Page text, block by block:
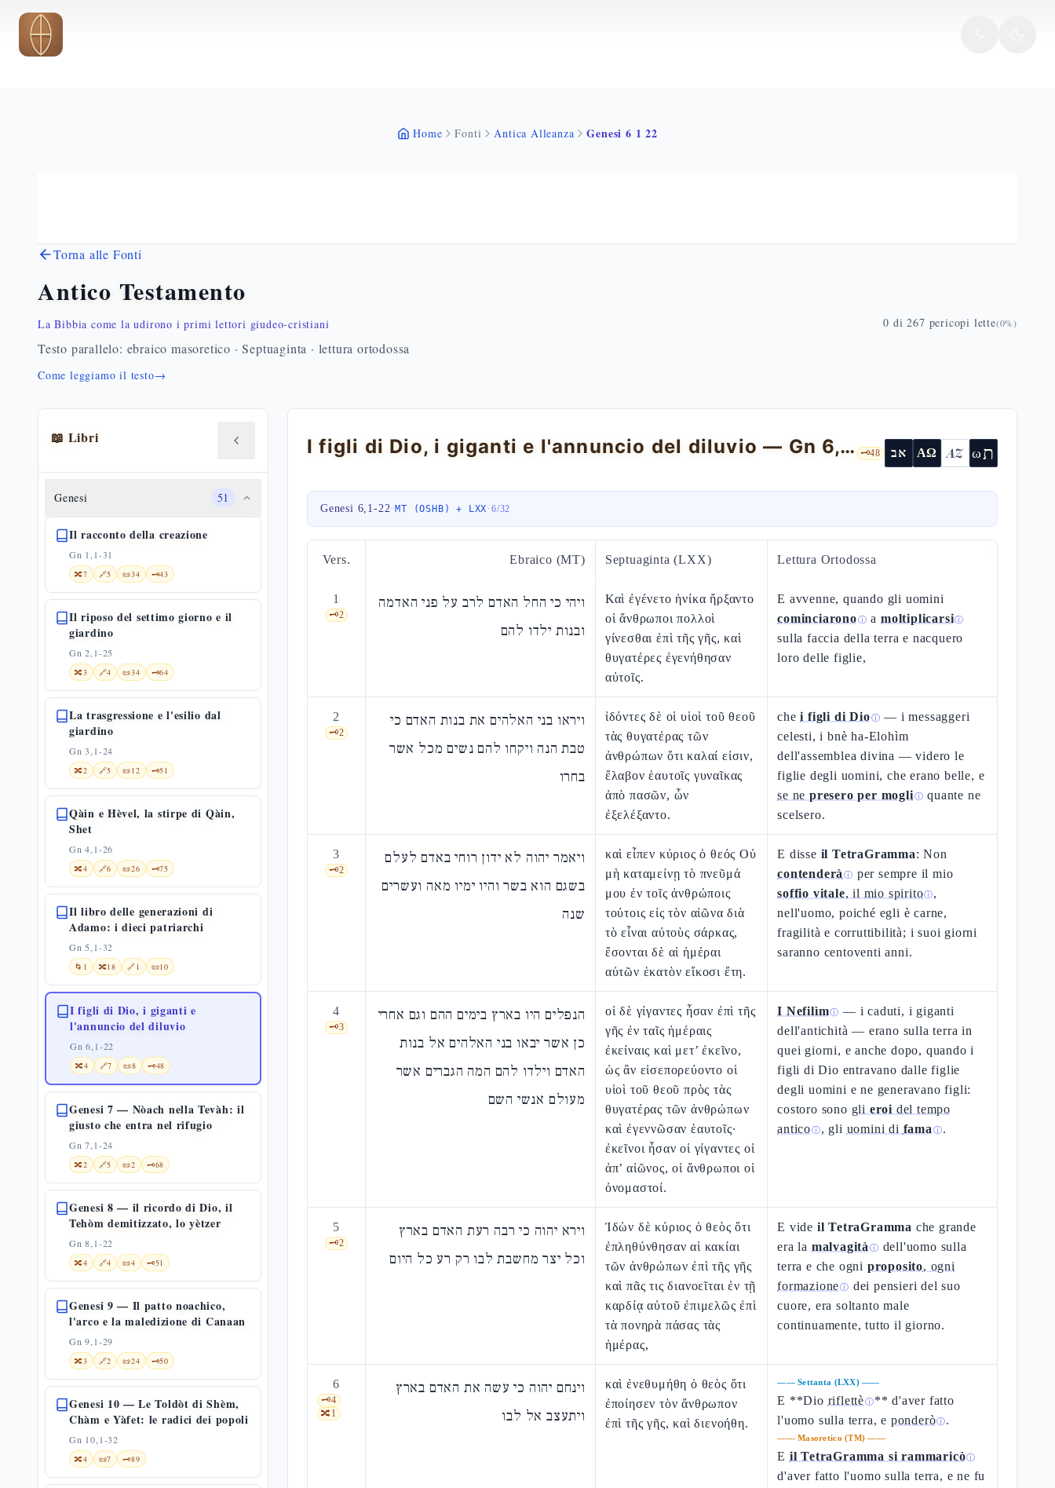
Vai al contenuto principale
Home Fonti Antica Alleanza Genesi 6 1 22
Torna alle Fonti
Antico Testamento
La Bibbia come la udirono i primi lettori giudeo-cristiani
Testo parallelo: ebraico masoretico · Septuaginta · lettura ortodossa
Come leggiamo il testo→
0 di 267 pericopi lette(0%)
📖 Libri
Genesi 51
Il racconto della creazione
Gn 1,1-31
🔀7 🔗5 📜34 🗝️43
Il riposo del settimo giorno e il
giardino
Gn 2,1-25
🔀3 🔗4 📜34 🗝️64
La trasgressione e l'esilio dal
giardino
Gn 3,1-24
🔀2 🔗5 📜12 🗝️51
Qàin e Hèvel, la stirpe di Qàin,
Shet
Gn 4,1-26
🔀4 🔗6 📜26 🗝️75
Il libro delle generazioni di
Adamo: i dieci patriarchi
Gn 5,1-32
🌀 1 🔀18 🔗1 📜10
I figli di Dio, i giganti e
l'annuncio del diluvio
Gn 6,1-22
🔀4 🔗7 📜8 🗝️48
Genesi 7 — Nòach nella Tevàh: il
giusto che entra nel rifugio
Gn 7,1-24
🔀2 🔗5 📜2 🗝️68
Genesi 8 — il ricordo di Dio, il
Tehòm demitizzato, lo yètzer
Gn 8,1-22
🔀4 🔗4 📜4 🗝️51
Genesi 9 — Il patto noachico,
l'arco e la maledizione di Canaan
Gn 9,1-29
🔀3 🔗2 📜24 🗝️50
Genesi 10 — Le Toldòt di Shèm,
Chàm e Yàfet: le radici dei popoli
Gn 10,1-32
🔀4 📜7 🗝️89
I figli di Dio, i giganti e l'annuncio del diluvio — Gn 6,1-22 🗝️48 אב ΑΩ AZ ωת
Genesi 6,1-22·MT (OSHB) + LXX·6/32
Vers. Ebraico (MT) Septuaginta (LXX) Lettura Ortodossa
1
🗝️2
ויהי כי החל האדם לרב על פני האדמה
ובנות ילדו להם
Καὶ ἐγένετο ἡνίκα ἤρξαντο
οἱ ἄνθρωποι πολλοὶ
γίνεσθαι ἐπὶ τῆς γῆς, καὶ
θυγατέρες ἐγενήθησαν
αὐτοῖς.
E avvenne, quando gli uomini
cominciaronoⓘ amoltiplicarsiⓘ
sulla faccia della terra e nacquero
loro delle figlie,
2
🗝️2
ויראו בני האלהים את בנות האדם כי
טבת הנה ויקחו להם נשים מכל אשר
בחרו
ἰδόντες δὲ οἱ υἱοὶ τοῦ θεοῦ
τὰς θυγατέρας τῶν
ἀνθρώπων ὅτι καλαί εἰσιν,
ἔλαβον ἑαυτοῖς γυναῖκας
ἀπὸ πασῶν, ὧν
ἐξελέξαντο.
chei figli di Dioⓘ — i messaggeri
celesti, i bnè ha-Elohìm
dell'assemblea divina — videro le
figlie degli uomini, che erano belle, e
se nepresero per mogliⓘ quante ne
scelsero.
3
🗝️2
ויאמר יהוה לא ידון רוחי באדם לעלם
בשגם הוא בשר והיו ימיו מאה ועשרים
שנה
καὶ εἶπεν κύριος ὁ θεός Οὐ
μὴ καταμείνῃ τὸ πνεῦμά
μου ἐν τοῖς ἀνθρώποις
τούτοις εἰς τὸν αἰῶνα διὰ
τὸ εἶναι αὐτοὺς σάρκας,
ἔσονται δὲ αἱ ἡμέραι
αὐτῶν ἑκατὸν εἴκοσι ἔτη.
E disse il TetraGramma: Non
contenderà ⓘ per sempre il mio
soffio vitale, il mio spiritoⓘ,
nell'uomo, poiché egli è carne,
fragilità e corruttibilità; i suoi giorni
saranno centoventi anni.
4
🗝️3
הנפלים היו בארץ בימים ההם וגם אחרי
כן אשר יבאו בני האלהים אל בנות
האדם וילדו להם המה הגברים אשר
מעולם אנשי השם
οἱ δὲ γίγαντες ἦσαν ἐπὶ τῆς
γῆς ἐν ταῖς ἡμέραις
ἐκείναις καὶ μετ’ ἐκεῖνο,
ὡς ἂν εἰσεπορεύοντο οἱ
υἱοὶ τοῦ θεοῦ πρὸς τὰς
θυγατέρας τῶν ἀνθρώπων
καὶ ἐγεννῶσαν ἑαυτοῖς·
ἐκεῖνοι ἦσαν οἱ γίγαντες οἱ
ἀπ’ αἰῶνος, οἱ ἄνθρωποι οἱ
ὀνομαστοί.
I Nefilìmⓘ — i caduti, i giganti
dell'antichità — erano sulla terra in
quei giorni, e anche dopo, quando i
figli di Dio entravano dalle figlie
degli uomini e ne generavano figli:
costoro sono gli eroi del tempo
anticoⓘ, gli uomini di fama ⓘ.
5
🗝️2
וירא יהוה כי רבה רעת האדם בארץ
וכל יצר מחשבת לבו רק רע כל היום
Ἰδὼν δὲ κύριος ὁ θεὸς ὅτι
ἐπληθύνθησαν αἱ κακίαι
τῶν ἀνθρώπων ἐπὶ τῆς γῆς
καὶ πᾶς τις διανοεῖται ἐν τῇ
καρδίᾳ αὐτοῦ ἐπιμελῶς ἐπὶ
τὰ πονηρὰ πάσας τὰς
ἡμέρας,
E vide il TetraGramma che grande
era la malvagità ⓘ dell'uomo sulla
terra e che ogni proposito, ogni
formazioneⓘ dei pensieri del suo
cuore, era soltanto male
continuamente, tutto il giorno.
6
🗝️4
🔀1
וינחם יהוה כי עשה את האדם בארץ
ויתעצב אל לבו
καὶ ἐνεθυμήθη ὁ θεὸς ὅτι
ἐποίησεν τὸν ἄνθρωπον
ἐπὶ τῆς γῆς, καὶ διενοήθη.
——Settanta (LXX)——
E **Dio riflettèⓘ** d'aver fatto
l'uomo sulla terra, e ponderòⓘ.
——Masoretico (TM) ——
E il TetraGramma si rammaricòⓘ
d'aver fatto l'uomo sulla terra, e ne fu